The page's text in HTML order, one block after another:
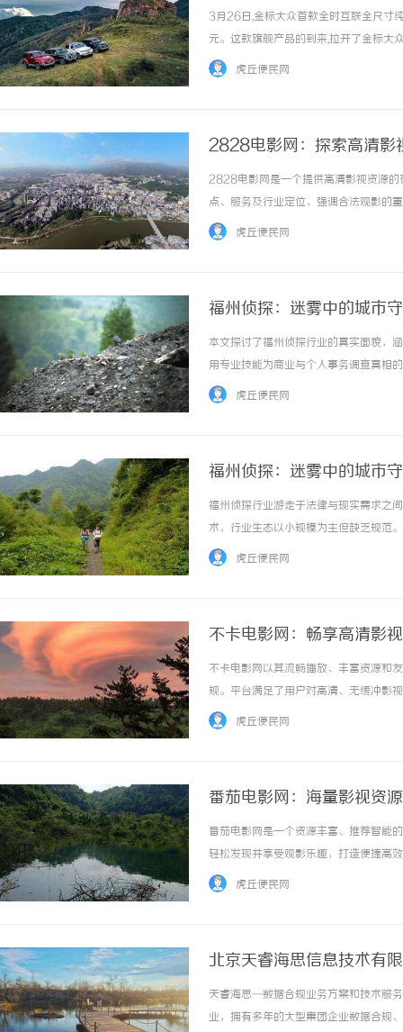
3月26日,金标大众首款全时互联全尺
元。这款旗舰产品的到来,拉开了金标大
化销售服务有限公司COO刘展术透露
虎丘便民网
2828电影网：探索高清影
2828电影网是一个提供高清影视资源的
点、服务及行业定位，强调合法观影的
虎丘便民网
福州侦探：迷雾中的城市
本文探讨了福州侦探行业的真实面貌，
用专业技能为商业与个人事务调查真相
虎丘便民网
福州侦探：迷雾中的城市
福州侦探行业游走于法律与现实需求之
术，行业生态以小规模为主但缺乏规范
……
虎丘便民网
不卡电影网：畅享高清影
不卡电影网以其流畅播放、丰富资源和
规。平台满足了用户对高清、无缓冲影
虎丘便民网
番茄电影网：海量影视资
番茄电影网是一个资源丰富、推荐智能
轻松发现并享受观影乐趣，打造便捷高
虎丘便民网
北京天睿海思信息技术有
天睿海思—数据合规业务方案和技术服
业，拥有多年的大型集团企业数据合规